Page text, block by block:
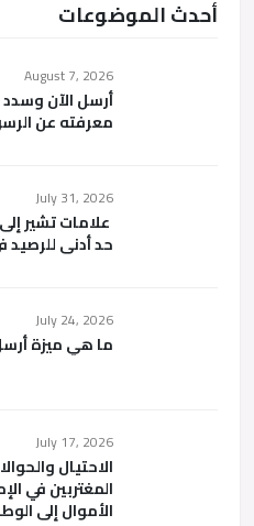
أحدث الموضوعات
August 7, 2026
أرسل الآن وسدد
معرفته عن
July 31, 2026
علامات تشير
حد أدنى للرصيد
July 24, 2026
ما هي ميزة
July 17, 2026
الاحتيال
المغتربين في
الأموال إلى